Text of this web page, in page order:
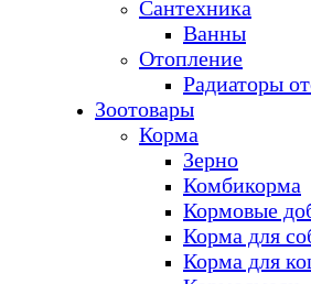
Сантехника
Ванны
Отопление
Радиаторы
Зоотовары
Корма
Зерно
Комбикорма
Кормовые
Корма для
Корма для